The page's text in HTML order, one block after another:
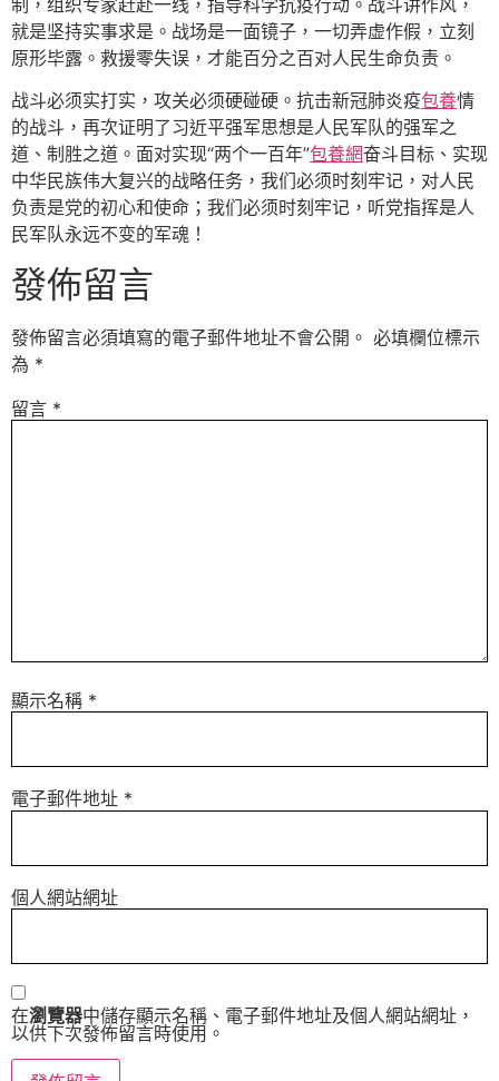
就是坚持实事求是。战场是一面镜子，一切弄虚作假，立刻
原形毕露。救援零失误，才能百分之百对人民生命负责。
战斗必须实打实，攻关必须硬碰硬。抗击新冠肺炎疫包養情
的战斗，再次证明了习近平强军思想是人民军队的强军之
道、制胜之道。面对实现“两个一百年”包養網奋斗目标、实现
中华民族伟大复兴的战略任务，我们必须时刻牢记，对人民
负责是党的初心和使命；我们必须时刻牢记，听党指挥是人
民军队永远不变的军魂！
發佈留言
發佈留言必須填寫的電子郵件地址不會公開。 必填欄位標示
為 *
留言 *
顯示名稱 *
電子郵件地址 *
個人網站網址
在瀏覽器中儲存顯示名稱、電子郵件地址及個人網站網址，
以供下次發佈留言時使用。